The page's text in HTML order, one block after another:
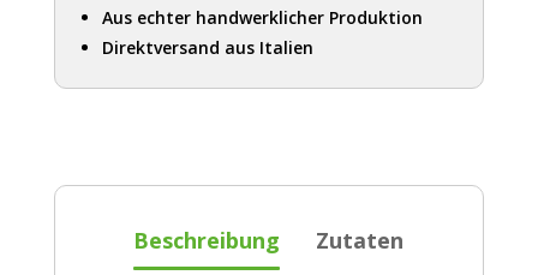
Aus echter handwerklicher Produktion
Direktversand aus Italien
Beschreibung Zutaten